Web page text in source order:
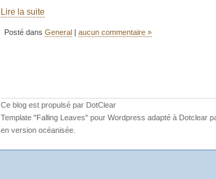
Lire la suite
Posté dans General | aucun commentaire »
Ce blog est propulsé par DotClear
Template "Falling Leaves" pour Wordpress adapté à Dotclear
en version océanisée.